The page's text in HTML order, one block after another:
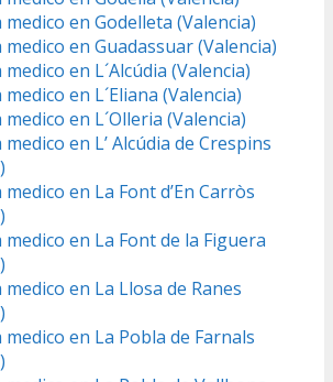
medico en Godelleta (Valencia)
medico en Guadassuar (Valencia)
en L´Alcúdia (Valencia)
en L´Eliana (Valencia)
en L´Olleria (Valencia)
en L’ Alcúdia de Crespins
en La Font d’En Carròs
medico en La Font de la Figuera
medico en La Llosa de Ranes
medico en La Pobla de Farnals